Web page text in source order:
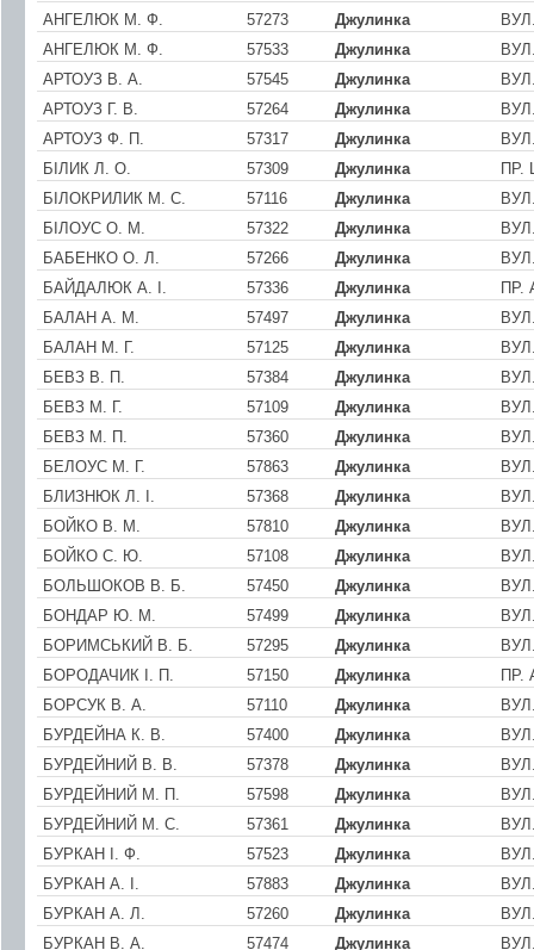
АНГЕЛЮК М. Ф.
57273 Джулинка
АНГЕЛЮК М. Ф.
57533 Джулинка
АРТОУЗ В. А.
57545 Джулинка
АРТОУЗ Г. В.
57264 Джулинка
АРТОУЗ Ф. П.
57317 Джулинка
БІЛИК Л. О.
57309 Джулинка
ПР.
БІЛОКРИЛИК М. С.
57116 Джулинка
БІЛОУС О. М.
57322 Джулинка
БАБЕНКО О. Л.
57266 Джулинка
БАЙДАЛЮК А. І.
57336 Джулинка
ПР.
БАЛАН А. М.
57497 Джулинка
БАЛАН М. Г.
57125 Джулинка
БЕВЗ В. П.
57384 Джулинка
БЕВЗ М. Г.
57109 Джулинка
БЕВЗ М. П.
57360 Джулинка
БЕЛОУС М. Г.
57863 Джулинка
БЛИЗНЮК Л. I.
57368 Джулинка
БОЙКО В. М.
57810 Джулинка
БОЙКО С. Ю.
57108 Джулинка
БОЛЬШОКОВ В. Б.
57450 Джулинка
БОНДАР Ю. М.
57499 Джулинка
БОРИМСЬКИЙ В. Б.
57295 Джулинка
БОРОДАЧИК І. П.
57150 Джулинка
ПР.
БОРСУК В. А.
57110 Джулинка
БУРДЕЙНА К. В.
57400 Джулинка
БУРДЕЙНИЙ В. В.
57378 Джулинка
БУРДЕЙНИЙ М. П.
57598 Джулинка
БУРДЕЙНИЙ М. С.
57361 Джулинка
БУРКАН І. Ф.
57523 Джулинка
БУРКАН А. І.
57883 Джулинка
БУРКАН А. Л.
57260 Джулинка
БУРКАН В. А.
57474 Джулинка